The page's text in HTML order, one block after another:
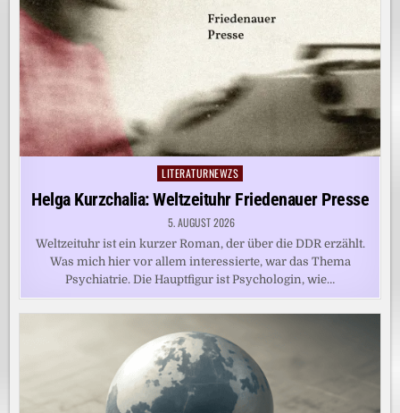
Posted
in
LITERATURNEWZS
Helga Kurzchalia: Weltzeituhr Friedenauer Presse
5. AUGUST 2026
Weltzeituhr ist ein kurzer Roman, der über die DDR erzählt.
Was mich hier vor allem interessierte, war das Thema
Psychiatrie. Die Hauptfigur ist Psychologin, wie…